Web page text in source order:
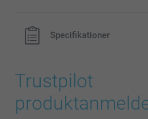
Specifikationer
Trustpilot